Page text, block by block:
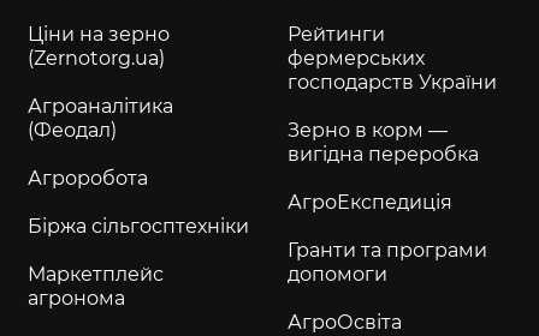
Ціни на зерно
(Zernotorg.ua)
Агроаналітика
(Феодал)
Агроробота
Біржа сільгосптехніки
Маркетплейс
агронома
Рейтинги
фермерських
господарств України
Зерно в корм —
вигідна переробка
АгроЕкспедиція
Гранти та програми
допомоги
АгроОсвіта